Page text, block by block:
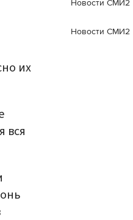
их
вся
Новости СМИ2
Новости СМИ2